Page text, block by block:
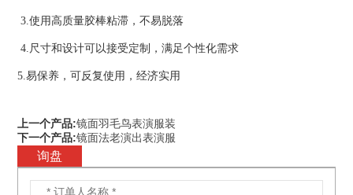
3.使用高质量胶棒粘滞，不易脱落
4.尺寸和设计可以接受定制，满足个性化需求
5.易保养，可反复使用，经济实用
上一个产品:镜面羽毛鸟表演服装
下一个产品:镜面法老演出表演服
询盘